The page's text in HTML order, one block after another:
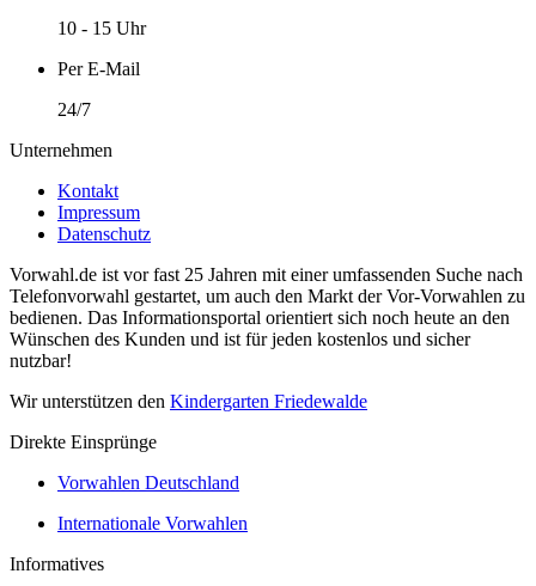
10 - 15 Uhr
Per E-Mail
24/7
Unternehmen
Kontakt
Impressum
Datenschutz
Vorwahl.de ist vor fast 25 Jahren mit einer umfassenden Suche nach
Telefonvorwahl gestartet, um auch den Markt der Vor-Vorwahlen zu
bedienen. Das Informationsportal orientiert sich noch heute an den
Wünschen des Kunden und ist für jeden kostenlos und sicher
nutzbar!
Wir unterstützen den Kindergarten Friedewalde
Direkte Einsprünge
Vorwahlen Deutschland
Internationale Vorwahlen
Informatives